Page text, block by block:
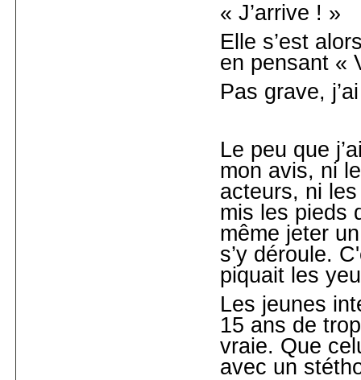
« J’arrive ! »
Elle s’est
en pensant «
Pas grave,
Le peu que
mon avis, ni
acteurs, ni
mis les pieds
même jeter
s’y déroule.
piquait les
Les jeunes
15 ans de
vraie. Que
avec un